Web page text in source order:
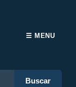
Buscar
☰ MENU